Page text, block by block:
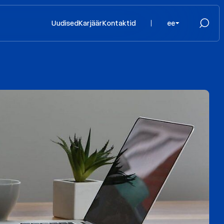
UudisedKarjäärKontaktid ee